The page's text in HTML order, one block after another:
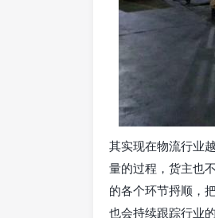
其实现在物流行业
量的过程，货主也
的各个环节捋顺，
也会持续跟踪行业